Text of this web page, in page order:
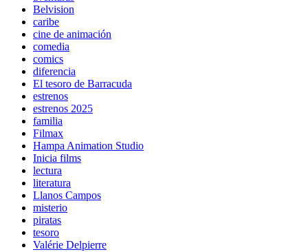
Belvision
caribe
cine de animación
comedia
comics
diferencia
El tesoro de Barracuda
estrenos
estrenos 2025
familia
Filmax
Hampa Animation Studio
Inicia films
lectura
literatura
Llanos Campos
misterio
piratas
tesoro
Valérie Delpierre